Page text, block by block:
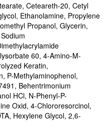
Ceteareth-20, Cetyl
Ethanolamine, Propylene
Propanol, Glycerin,
60, 4-Amino-M-
Keratin,
P-Methylaminophenоl,
Behentrimonium
HCl, N-Phenyl-P-
Oxid, 4-Chlororesorcinol,
Hexylene Glycol, 2,6-